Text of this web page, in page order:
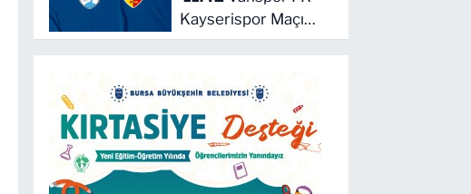
Kayserispor Maçı
hangi kanalda saat